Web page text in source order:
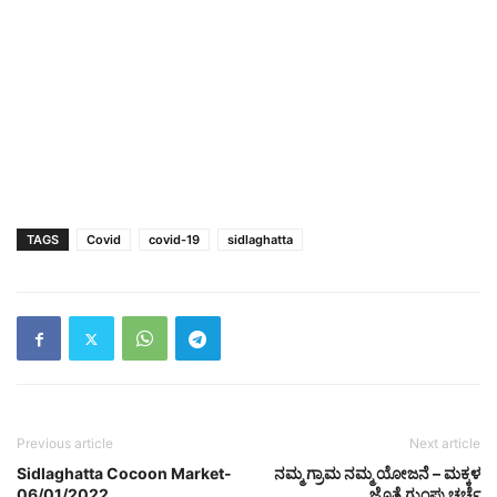
TAGS Covid covid-19 sidlaghatta
Previous article
Sidlaghatta Cocoon Market-
Next article
ನಮ್ಮ ಗ್ರಾಮ ನಮ್ಮ ಯೋಜನೆ – ಮಕ್ಕಳ